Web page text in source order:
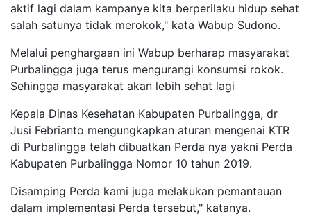
aktif lagi dalam kampanye kita berperilaku hidup sehat
salah satunya tidak merokok," kata Wabup Sudono.
Melalui penghargaan ini Wabup berharap masyarakat
Purbalingga juga terus mengurangi konsumsi rokok.
Sehingga masyarakat akan lebih sehat lagi
Kepala Dinas Kesehatan Kabupaten Purbalingga, dr
Jusi Febrianto mengungkapkan aturan mengenai KTR
di Purbalingga telah dibuatkan Perda nya yakni Perda
Kabupaten Purbalingga Nomor 10 tahun 2019.
Disamping Perda kami juga melakukan pemantauan
dalam implementasi Perda tersebut," katanya.